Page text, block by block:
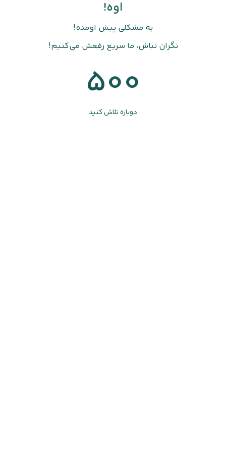
اوه!
یه مشکلی پیش اومده!
نگران نباش، ما سریع رفعش می‌کنیم!
500
دوباره تلاش کنید